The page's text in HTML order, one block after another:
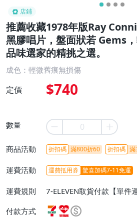
店鋪
推薦收藏1978年版Ray
黑膠唱片，盤面狀若 Gems，
品味選家的精挑之選。
成色：輕微舊痕無損傷
定價 $740
數量
商品活動 折扣碼 滿800折60 折扣碼
運費活動 運費抵用券 驚喜加碼7-11免運
運費規則
7-ELEVEN取貨付款【單件
或消費滿$1298免運費】、
不付款【免運費】、萊爾富
付款方式